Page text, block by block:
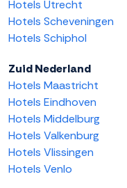
Hotels Utrecht
Hotels Scheveningen
Hotels Schiphol
Zuid Nederland
Hotels Maastricht
Hotels Eindhoven
Hotels Middelburg
Hotels Valkenburg
Hotels Vlissingen
Hotels Venlo